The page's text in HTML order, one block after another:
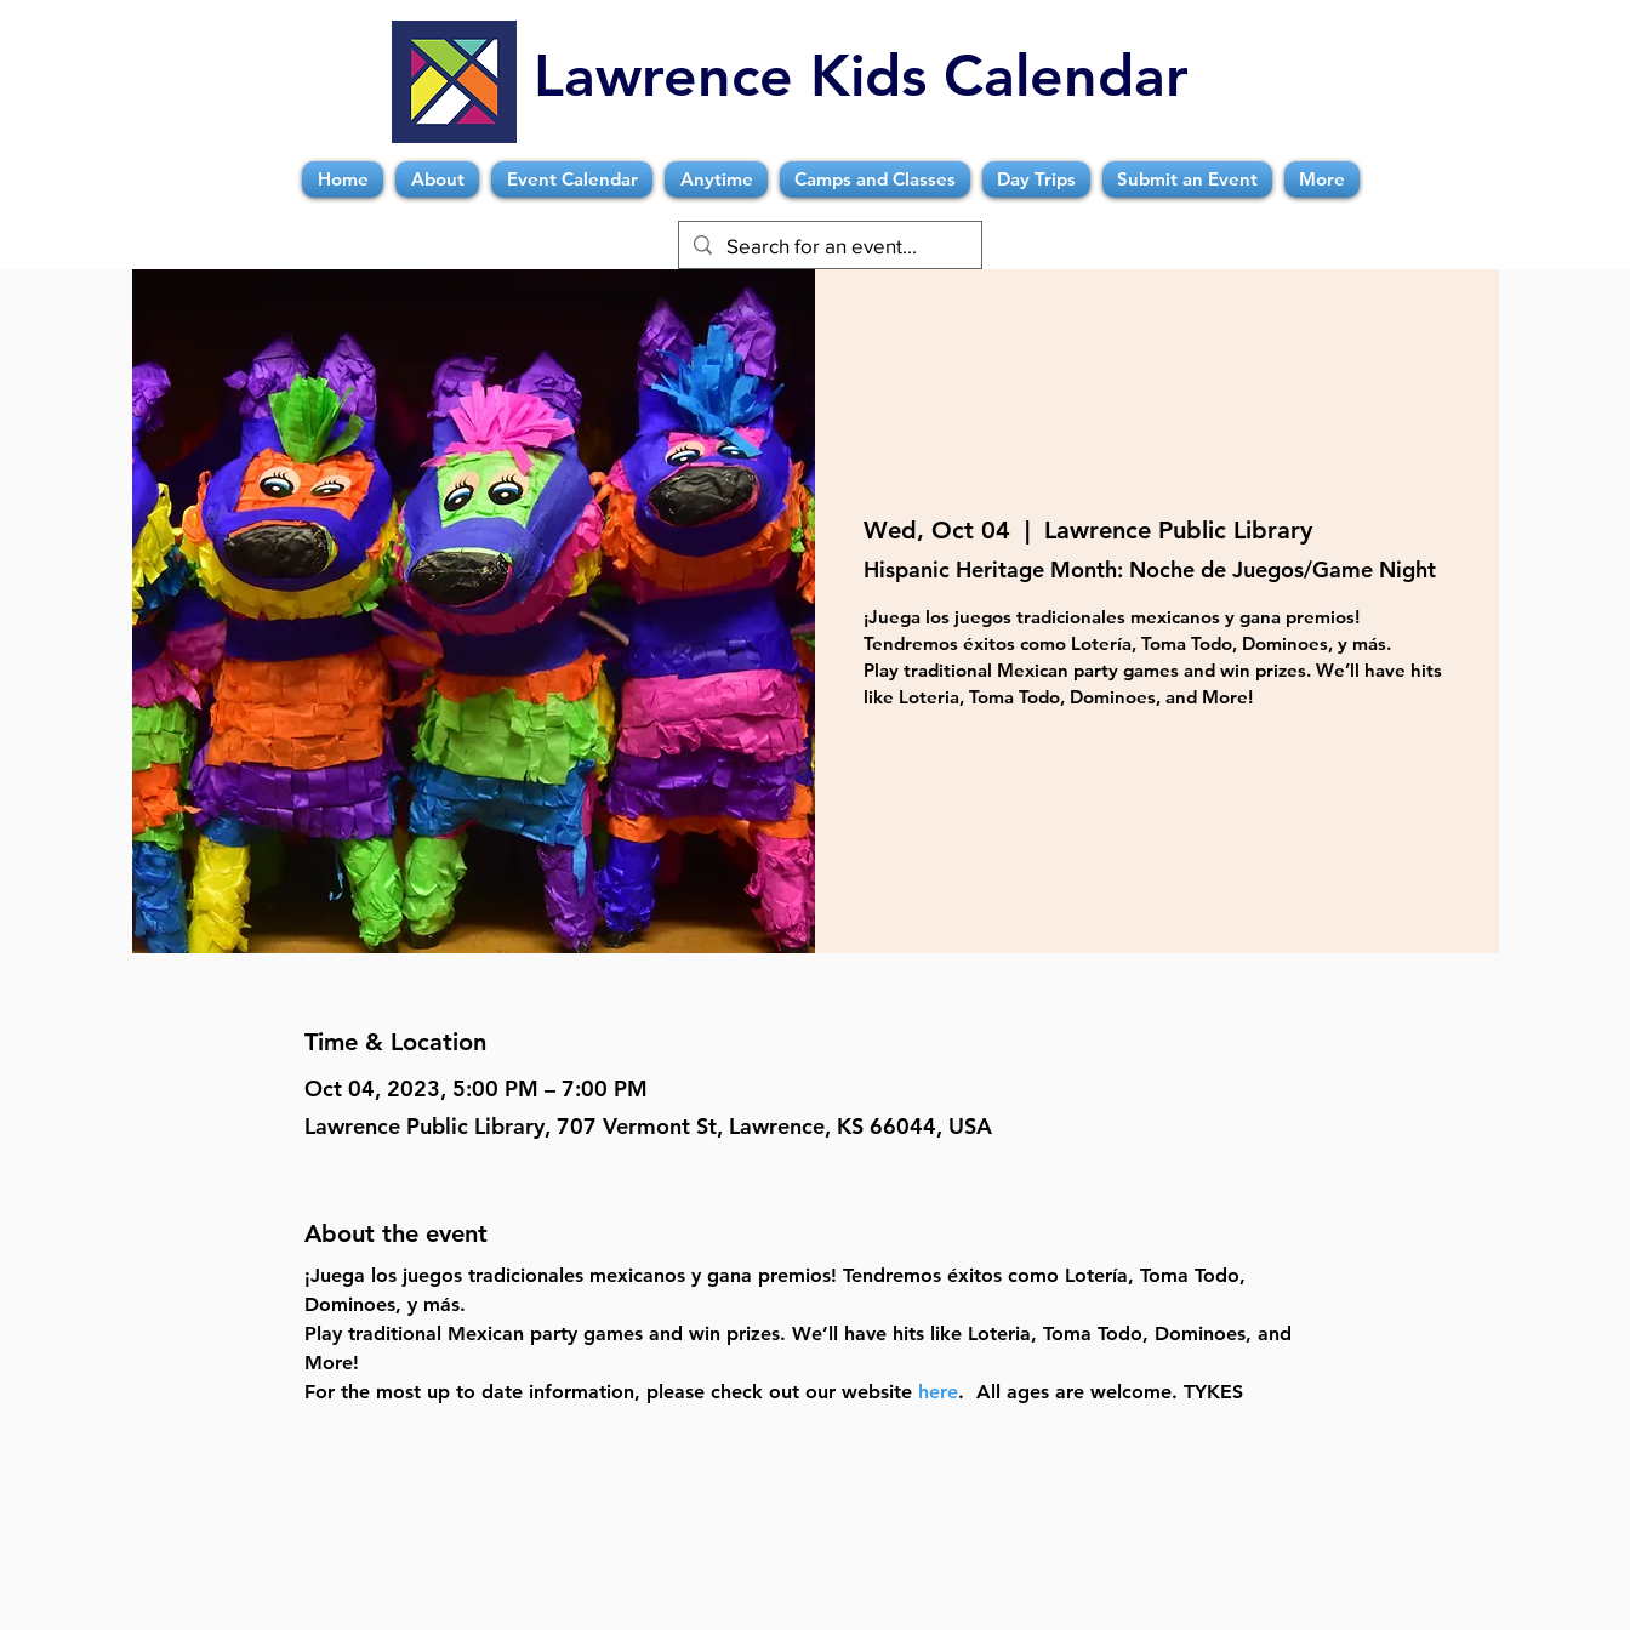
Lawrence Kids Calendar
Home About Event Calendar Anytime Camps and Classes Day Trips Submit an Event More
Wed, Oct 04
  |
Lawrence Public Library
Hispanic Heritage Month: Noche de Juegos/Game Night
¡Juega los juegos tradicionales mexicanos y gana premios!
Tendremos éxitos como Lotería, Toma Todo, Dominoes, y más.
Play traditional Mexican party games and win prizes. We’ll have hits
like Loteria, Toma Todo, Dominoes, and More!
Time & Location
Oct 04, 2023, 5:00 PM – 7:00 PM
Lawrence Public Library, 707 Vermont St, Lawrence, KS 66044, USA
About the event
¡Juega los juegos tradicionales mexicanos y gana premios! Tendremos éxitos como Lotería, Toma Todo,
Dominoes, y más.
Play traditional Mexican party games and win prizes. We’ll have hits like Loteria, Toma Todo, Dominoes, and
More!
For the most up to date information, please check out our website here.  All ages are welcome. TYKES